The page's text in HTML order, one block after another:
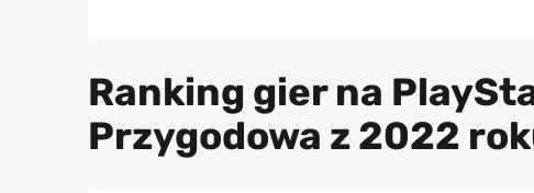
Ranking gier na
Przygodowa z 2022